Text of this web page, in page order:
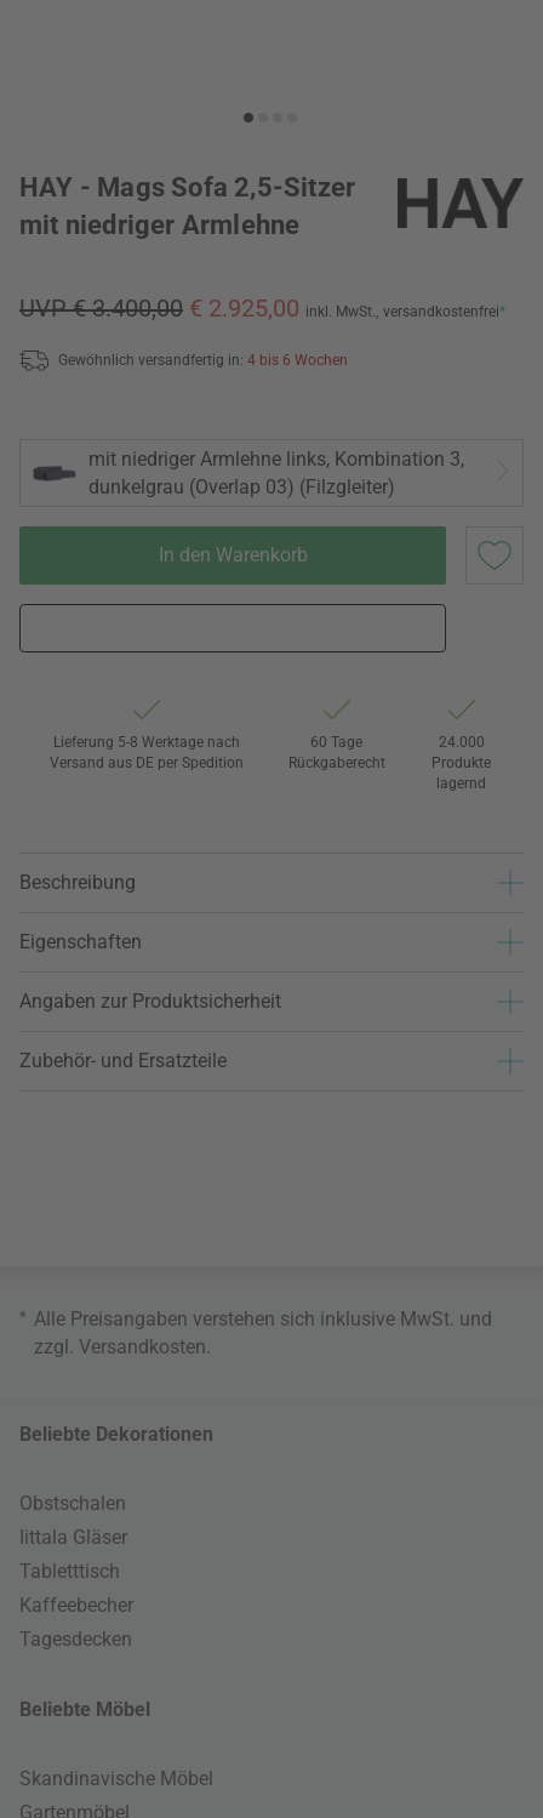
HAY - Mags Sofa 2,5-Sitzer
mit niedriger Armlehne
UVP € 3.400,00 € 2.925,00 inkl. MwSt., versandkostenfrei*
Gewöhnlich versandfertig in: 4 bis 6 Wochen
mit niedriger Armlehne links, Kombination 3,
dunkelgrau (Overlap 03) (Filzgleiter)
In den Warenkorb
Lieferung 5-8 Werktage nach
Versand aus DE per Spedition
60 Tage
Rückgaberecht
24.000
Produkte
lagernd
Beschreibung
Eigenschaften
Angaben zur Produktsicherheit
Zubehör- und Ersatzteile
* Alle Preisangaben verstehen sich inklusive MwSt. und
zzgl. Versandkosten
Beliebte Dekorationen
Obstschalen
Iittala Gläser
Tabletttisch
Kaffeebecher
Tagesdecken
Beliebte Möbel
Skandinavische Möbel
Gartenmöbel